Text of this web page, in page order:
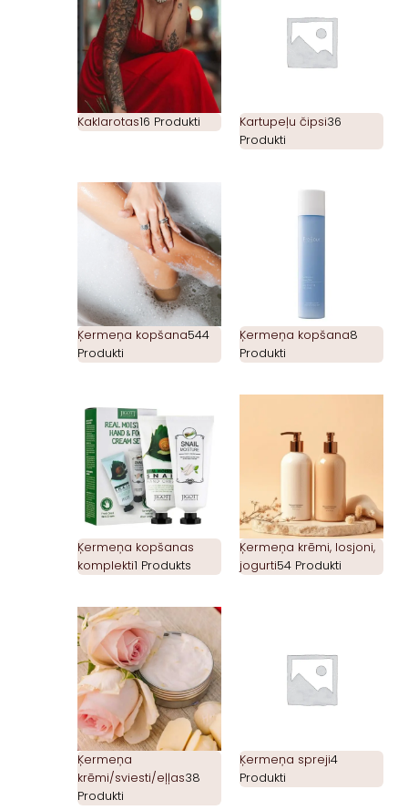
Kaklarotas16 Produkti Kartupeļu čipsi36
Produkti
Ķermeņa kopšana544
Produkti
Ķermeņa kopšana8
Produkti
Ķermeņa kopšanas
komplekti1 Produkts
Ķermeņa krēmi, losjoni,
jogurti54 Produkti
Ķermeņa
krēmi/sviesti/eļļas38
Produkti
Ķermeņa spreji4
Produkti